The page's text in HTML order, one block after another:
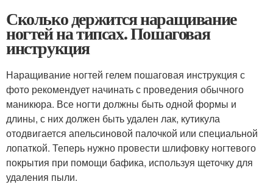
Сколько держится наращивание
ногтей на типсах. Пошаговая
инструкция
Наращивание ногтей гелем пошаговая инструкция с
фото рекомендует начинать с проведения обычного
маникюра. Все ногти должны быть одной формы и
длины, с них должен быть удален лак, кутикула
отодвигается апельсиновой палочкой или специальной
лопаткой. Теперь нужно провести шлифовку ногтевого
покрытия при помощи бафика, используя щеточку для
удаления пыли.